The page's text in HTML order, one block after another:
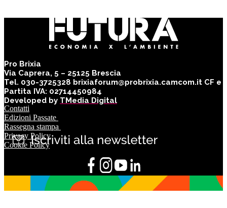
Pro Brixia
Via Caprera, 5 – 25125 Brescia
Tel. 030-3725328 brixiaforum@probrixia.camcom.it CF e
Partita IVA: 02714450984
Developed by TMedia Digital
Contatti
Edizioni Passate
Rassegna stampa
Privacy Policy
Cookie Policy